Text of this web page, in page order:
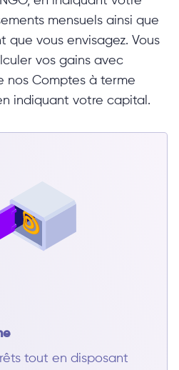
mensuels ainsi que
que vous envisagez. Vous
vos gains avec
nos Comptes à terme
indiquant votre capital.
tout en disposant